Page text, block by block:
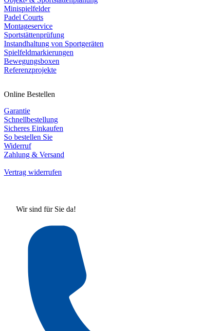
Minispielfelder
Padel Courts
Montageservice
Sportstättenprüfung
Instandhaltung von Sportgeräten
Spielfeldmarkierungen
Bewegungsboxen
Referenzprojekte
Online Bestellen
Garantie
Schnellbestellung
Sicheres Einkaufen
So bestellen Sie
Widerruf
Zahlung & Versand
Vertrag widerrufen
Wir sind für Sie da!